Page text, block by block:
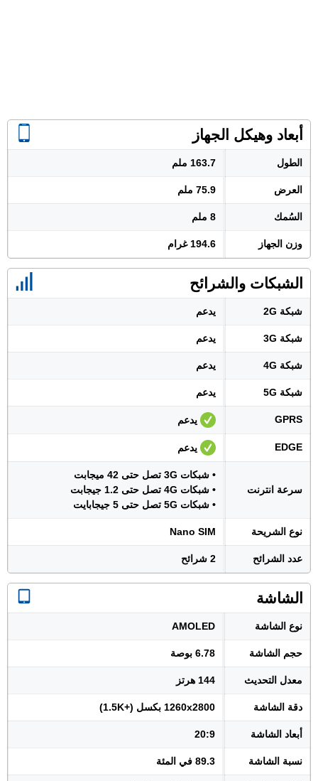
أبعاد وهيكل الجهاز
الطول 163.7 ملم
العرض 75.9 ملم
السُمك 8 ملم
وزن الجهاز 194.6 غرام
الشبكات والشرائح
شبكة 2G يدعم
شبكة 3G يدعم
شبكة 4G يدعم
شبكة 5G يدعم
GPRS يدعم
EDGE يدعم
سرعة انترنت
• شبكات 3G تصل حتى 42 ميجابت
• شبكات 4G تصل حتى 1.2 جيجابت
• شبكات 5G تصل حتى 5 جيجابايت
نوع الشريحة Nano SIM
عدد الشرائح 2 شرائح
الشاشة
نوع الشاشة AMOLED
حجم الشاشة 6.78 بوصة
معدل التحديث 144 هرتز
دقة الشاشة 1260x2800 بكسل (+1.5K)
أبعاد الشاشة 20:9
نسبة الشاشة 89.3 في المئة